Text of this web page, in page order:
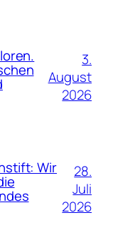
3.
August
2026
Wir
28.
Juli
2026